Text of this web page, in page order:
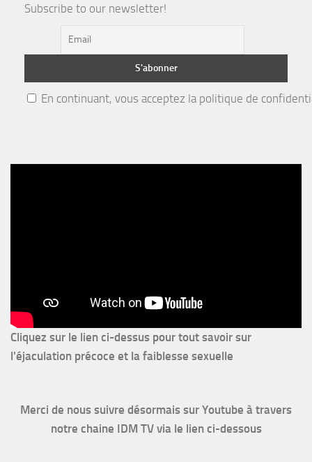
Subscribe to our newsletter!
En continuant, vous acceptez la politique de
Cliquez sur le lien ci-dessus pour tout savoir sur
l'éjaculation précoce et la faiblesse sexuelle
Merci de nous suivre désormais sur Youtube à travers
notre chaine IDM TV via le lien ci-dessous